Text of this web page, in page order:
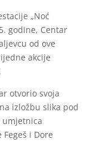
„Noć
godine, Centar
od ove
akcije
otvorio svoja
izložbu slika pod
umjetnica
Fegeš i Dore